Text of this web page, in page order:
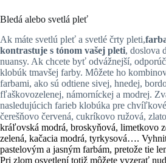
Bledá alebo svetlá pleť
Ak máte svetlú pleť a svetlé črty pleti,
kontrastuje s tónom vašej pleti, doslova
nuansy. Ak chcete byť odvážnejší,
klobúk tmavšej farby. Môžete ho
farbami, ako sú odtiene sivej, hnedej,
fľaškovozelenej, námorníckej a modrej.
nasledujúcich farieb klobúka pre
čerešňovo červená, cukríkovo ružová,
kráľovská modrá, broskyňová, limetkovo
zelená, kačacia modrá, tyrkysová….
pastelovým a jasným farbám, pretože tie
Pri zlom osvetlení totiž môžete vyzerať